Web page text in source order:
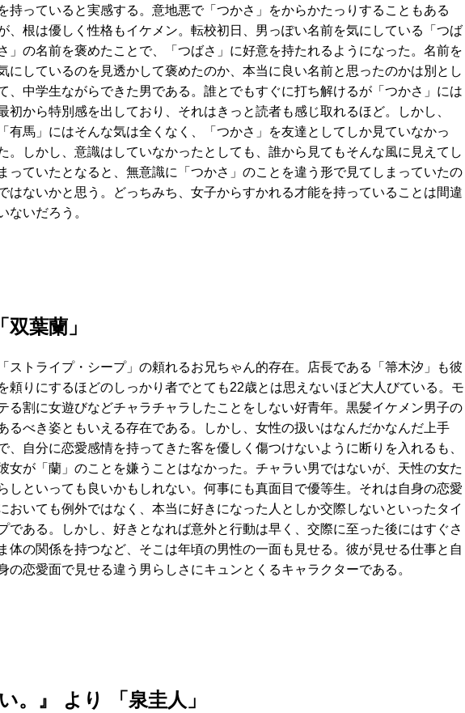
持っていると実感する。意地悪で「つかさ」をからかたっりすることもある
、根は優しく性格もイケメン。転校初日、男っぽい名前を気にしている「つば
」の名前を褒めたことで、「つばさ」に好意を持たれるようになった。名前を
にしているのを見透かして褒めたのか、本当に良い名前と思ったのかは別とし
、中学生ながらできた男である。誰とでもすぐに打ち解けるが「つかさ」には
初から特別感を出しており、それはきっと読者も感じ取れるほど。しかし、
「有馬」にはそんな気は全くなく、「つかさ」を友達としてしか見ていなかっ
。しかし、意識はしていなかったとしても、誰から見てもそんな風に見えてし
まっていたとなると、無意識に「つかさ」のことを違う形で見てしまっていたの
はないかと思う。どっちみち、女子からすかれる才能を持っていることは間違
ないだろう。
葉蘭」
「ストライプ・シープ」の頼れるお兄ちゃん的存在。店長である「箒木汐」も彼
頼りにするほどのしっかり者でとても22歳とは思えないほど大人びている。モ
る割に女遊びなどチャラチャラしたことをしない好青年。黒髪イケメン男子の
るべき姿ともいえる存在である。しかし、女性の扱いはなんだかなんだ上手
、自分に恋愛感情を持ってきた客を優しく傷つけないように断りを入れるも、
女が「蘭」のことを嫌うことはなかった。チャラい男ではないが、天性の女た
しといっても良いかもしれない。何事にも真面目で優等生。それは自身の恋愛
おいても例外ではなく、本当に好きになった人としか交際しないといったタイ
である。しかし、好きとなれば意外と行動は早く、交際に至った後にはすぐさ
ま体の関係を持つなど、そこは年頃の男性の一面も見せる。彼が見せる仕事と自
の恋愛面で見せる違う男らしさにキュンとくるキャラクターである。
。』 より 「泉圭人」